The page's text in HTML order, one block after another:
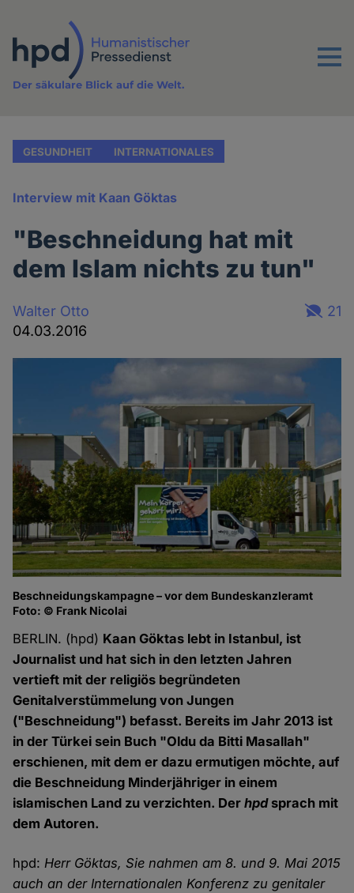
Inhalt
Menu
Der säkulare Blick auf die Welt.
GESUNDHEIT INTERNATIONALES
Interview mit Kaan Göktas
"Beschneidung hat mit
dem Islam nichts zu tun"
Walter Otto
04.03.2016
21
Beschneidungskampagne – vor dem Bundeskanzleramt
Foto: © Frank Nicolai
BERLIN. (hpd) Kaan Göktas lebt in Istanbul, ist
Journalist und hat sich in den letzten Jahren
vertieft mit der religiös begründeten
Genitalverstümmelung von Jungen
("Beschneidung") befasst. Bereits im Jahr 2013 ist
in der Türkei sein Buch "Oldu da Bitti Masallah"
erschienen, mit dem er dazu ermutigen möchte, auf
die Beschneidung Minderjähriger in einem
islamischen Land zu verzichten. Derhpdsprach mit
dem Autoren.
hpd:Herr Göktas, Sie nahmen am 8. und 9. Mai 2015
auch an der Internationalen Konferenz zu genitaler